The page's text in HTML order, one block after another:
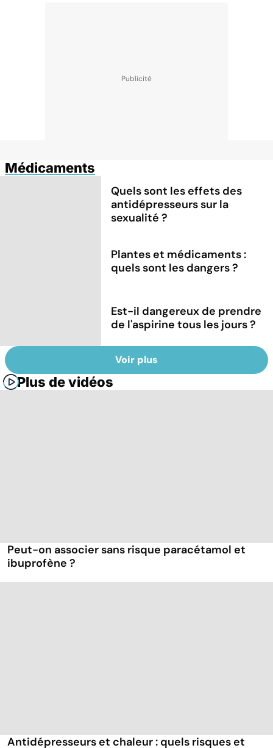
Médicaments
Quels sont les effets des
antidépresseurs sur la
sexualité ?
Plantes et médicaments :
quels sont les dangers ?
Est-il dangereux de prendre
de l'aspirine tous les jours ?
Voir plus
Plus de vidéos
Peut-on associer sans risque paracétamol et
ibuprofène ?
Antidépresseurs et chaleur : quels risques et